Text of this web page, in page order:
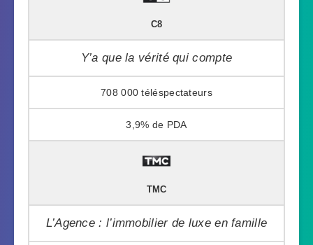
C8
Y’a que la vérité qui compte
708 000
3,9%
TMC
L’Agence : l’immobilier de luxe en famille